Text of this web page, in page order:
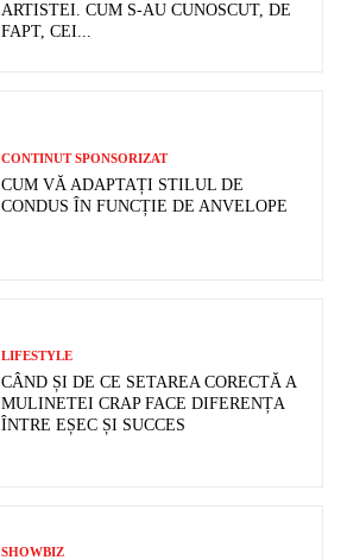
ARTISTEI. CUM S-AU CUNOSCUT, DE
FAPT, CEI...
CONTINUT SPONSORIZAT
CUM VĂ ADAPTAȚI STILUL DE
CONDUS ÎN FUNCȚIE DE ANVELOPE
LIFESTYLE
CÂND ȘI DE CE SETAREA CORECTĂ A
MULINETEI CRAP FACE DIFERENȚA
ÎNTRE EȘEC ȘI SUCCES
SHOWBIZ